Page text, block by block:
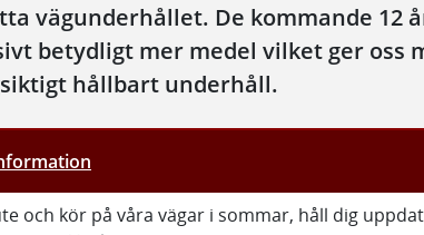
vägunderhållet. De kommande 12
betydligt mer medel vilket ger oss
hållbart underhåll.
och kör på våra vägar i sommar, håll dig